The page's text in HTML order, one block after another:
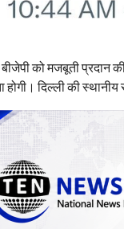
बीजेपी को मजबूती
दिल्ली की स्थानीय